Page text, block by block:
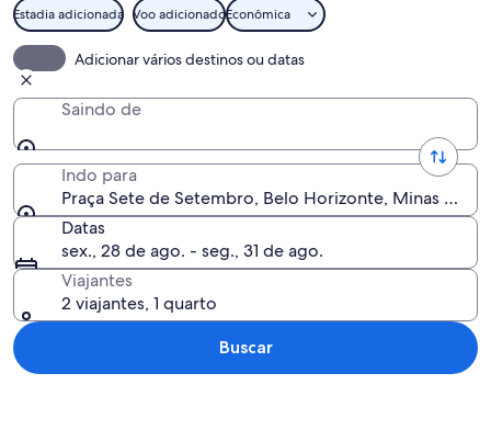
Estadia adicionada Voo adicionadoEconômica
Adicionar vários destinos ou datas
Saindo de
Indo para
Praça Sete de Setembro, Belo Horizonte, Minas
Datas
sex., 28 de ago. - seg., 31 de ago.
Viajantes
2 viajantes, 1 quarto
Buscar